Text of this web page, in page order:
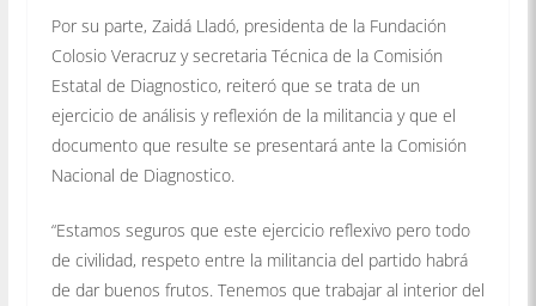
Por su parte, Zaidá Lladó, presidenta de la Fundación
Colosio Veracruz y secretaria Técnica de la Comisión
Estatal de Diagnostico, reiteró que se trata de un
ejercicio de análisis y reflexión de la militancia y que el
documento que resulte se presentará ante la Comisión
Nacional de Diagnostico.
“Estamos seguros que este ejercicio reflexivo pero todo
de civilidad, respeto entre la militancia del partido habrá
de dar buenos frutos. Tenemos que trabajar al interior del